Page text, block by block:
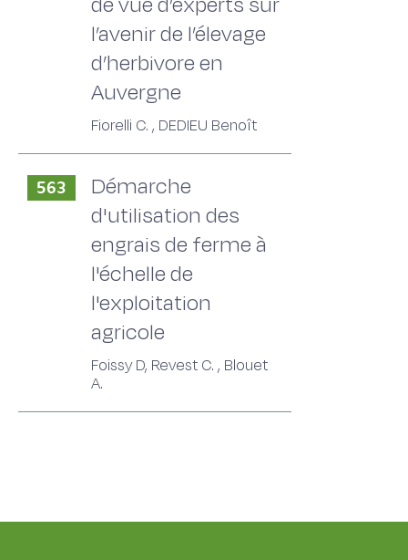
l’avenir de l’élevage
d’herbivore en
Auvergne
Fiorelli C. , DEDIEU Benoît
563
Démarche
d'utilisation des
engrais de ferme à
l'échelle de
l'exploitation
agricole
Foissy D, Revest C. , Blouet
A.